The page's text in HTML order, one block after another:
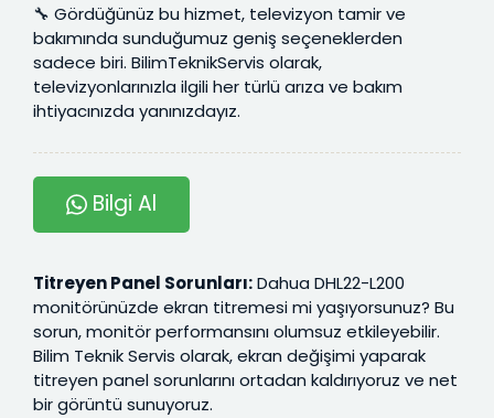
🔧 Gördüğünüz bu hizmet, televizyon tamir ve
bakımında sunduğumuz geniş seçeneklerden
sadece biri. BilimTeknikServis olarak,
televizyonlarınızla ilgili her türlü arıza ve bakım
ihtiyacınızda yanınızdayız.
Bilgi Al
Titreyen Panel Sorunları:Dahua DHL22-L200
monitörünüzde ekran titremesi mi yaşıyorsunuz? Bu
sorun, monitör performansını olumsuz etkileyebilir.
Bilim Teknik Servis olarak, ekran değişimi yaparak
titreyen panel sorunlarını ortadan kaldırıyoruz ve net
bir görüntü sunuyoruz.